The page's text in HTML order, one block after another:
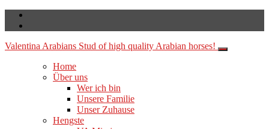
Valentina Arabians Stud of high quality Arabian horses!
Home
Über uns
Wer ich bin
Unsere Familie
Unser Zuhause
Hengste